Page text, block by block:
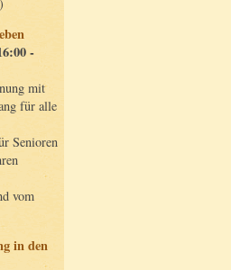
-
mit
für alle
Senioren
vom
in den